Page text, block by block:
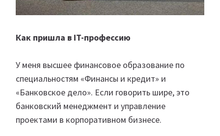
Как пришла в IT-профессию
У меня высшее финансовое образование по
специальностям «Финансы и кредит» и
«Банковское дело». Если говорить шире, это
банковский менеджмент и управление
проектами в корпоративном бизнесе.